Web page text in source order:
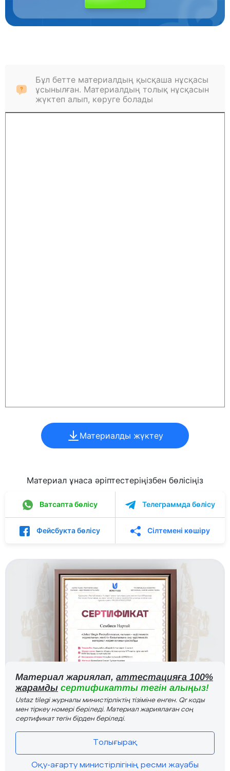
Бұл бетте материалдың қысқаша нұсқасы
ұсынылған. Материалдың толық нұсқасын
жүктеп алып, көруге болады
Материалды жүктеу
Материал ұнаса әріптестеріңізбен бөлісіңіз
Ватсапта бөлісу Телеграммда бөлісу
Фейсбукта бөлісу Сілтемені көшіру
Материал жариялап, аттестацияға 100%
жарамды сертификатты тегін алыңыз!
Ustaz tilegi журналы министірліктің тізіміне енген. Qr коды
мен тіркеу номері беріледі. Материал жариялаған соң
сертификат тегін бірден беріледі.
Толығырақ
Оқу-ағарту министірлігінің ресми жауабы